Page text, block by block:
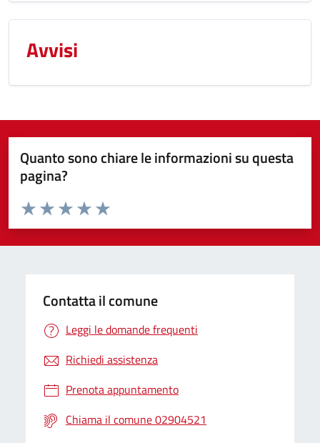
Avvisi
Quanto sono chiare le informazioni su questa
pagina?
Valuta da 1 a 5 stelle la pagina
Valuta 5 stelle su 5
Valuta 4 stelle su 5
Valuta 3 stelle su 5
Valuta 2 stelle su 5
Valuta 1 stelle su 5
Contatta il comune
Leggi le domande frequenti
Richiedi assistenza
Prenota appuntamento
Chiama il comune 02904521